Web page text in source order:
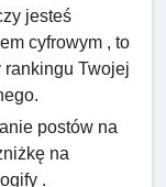
jesteś
cyfrowym , to
Twojej
postów na
na
.